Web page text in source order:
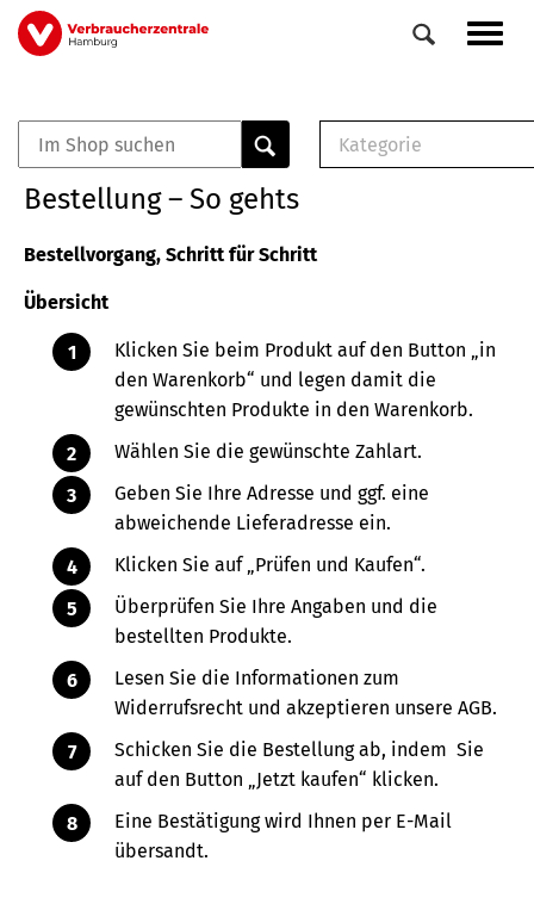
Direkt
zum
Veranstaltungen
0
Elemente
Kategorie
Buch
Bestellung – So gehts
Bestellvorgang, Schritt für Schritt
Übersicht
Klicken Sie beim Produkt auf den Button „in
den Warenkorb“ und legen damit die
gewünschten Produkte in den Warenkorb.
Wählen Sie die gewünschte Zahlart.
Geben Sie Ihre Adresse und ggf. eine
abweichende Lieferadresse ein.
Klicken Sie auf „Prüfen und Kaufen“.
Überprüfen Sie Ihre Angaben und die
bestellten Produkte.
Lesen Sie die Informationen zum
Widerrufsrecht und akzeptieren unsere AGB.
Schicken Sie die Bestellung ab, indem Sie
auf den Button „Jetzt kaufen“ klicken.
Eine Bestätigung wird Ihnen per E-Mail
übersandt.